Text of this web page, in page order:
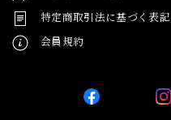
特定商取引法に基づく表記
会員規約